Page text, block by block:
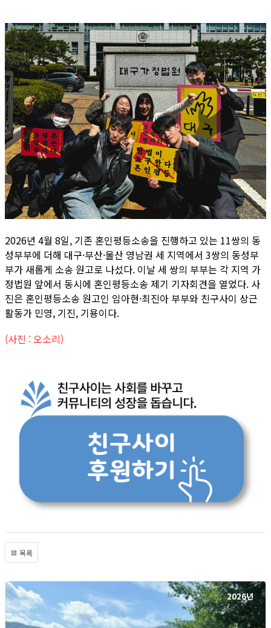
2026년 4월 8일, 기존 혼인평등소송을 진행하고 있는 11쌍의 동
성부부에 더해 대구·부산·울산 영남권 세 지역에서 3쌍의 동성부
부가 새롭게 소송 원고로 나섰다. 이날 세 쌍의 부부는 각 지역 가
정법원 앞에서 동시에 혼인평등소송 제기 기자회견을 열었다. 사
진은 혼인평등소송 원고인 임아현·최진아 부부와 친구사이 상근
활동가 민영, 기진, 기용이다.
(사진 : 오소리)
목록
2026년